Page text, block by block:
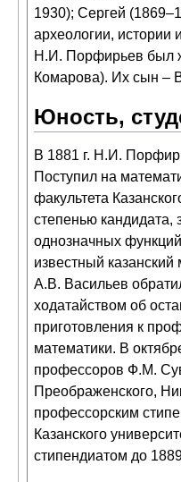
1930); Сергей
археологии, истории
Н.И. Порфирьев был
Комарова). Их сын –
Юность,
В 1881 г. Н.И.
Поступил на
факультета
степенью кандидата,
однозначных
известный
А.В. Васильев
ходатайством об
приготовления к
математики. В
профессоров Ф.М.
Преображенского,
профессорским
Казанского
стипендиатом до 1889